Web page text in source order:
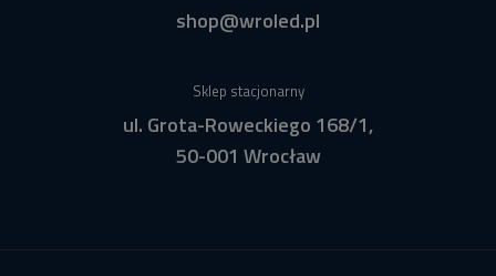
shop@wroled.pl
Sklep stacjonarny
ul. Grota-Roweckiego 168/1,
50-001 Wrocław